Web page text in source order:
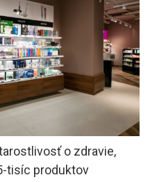
o zdravie,
tisíc produktov